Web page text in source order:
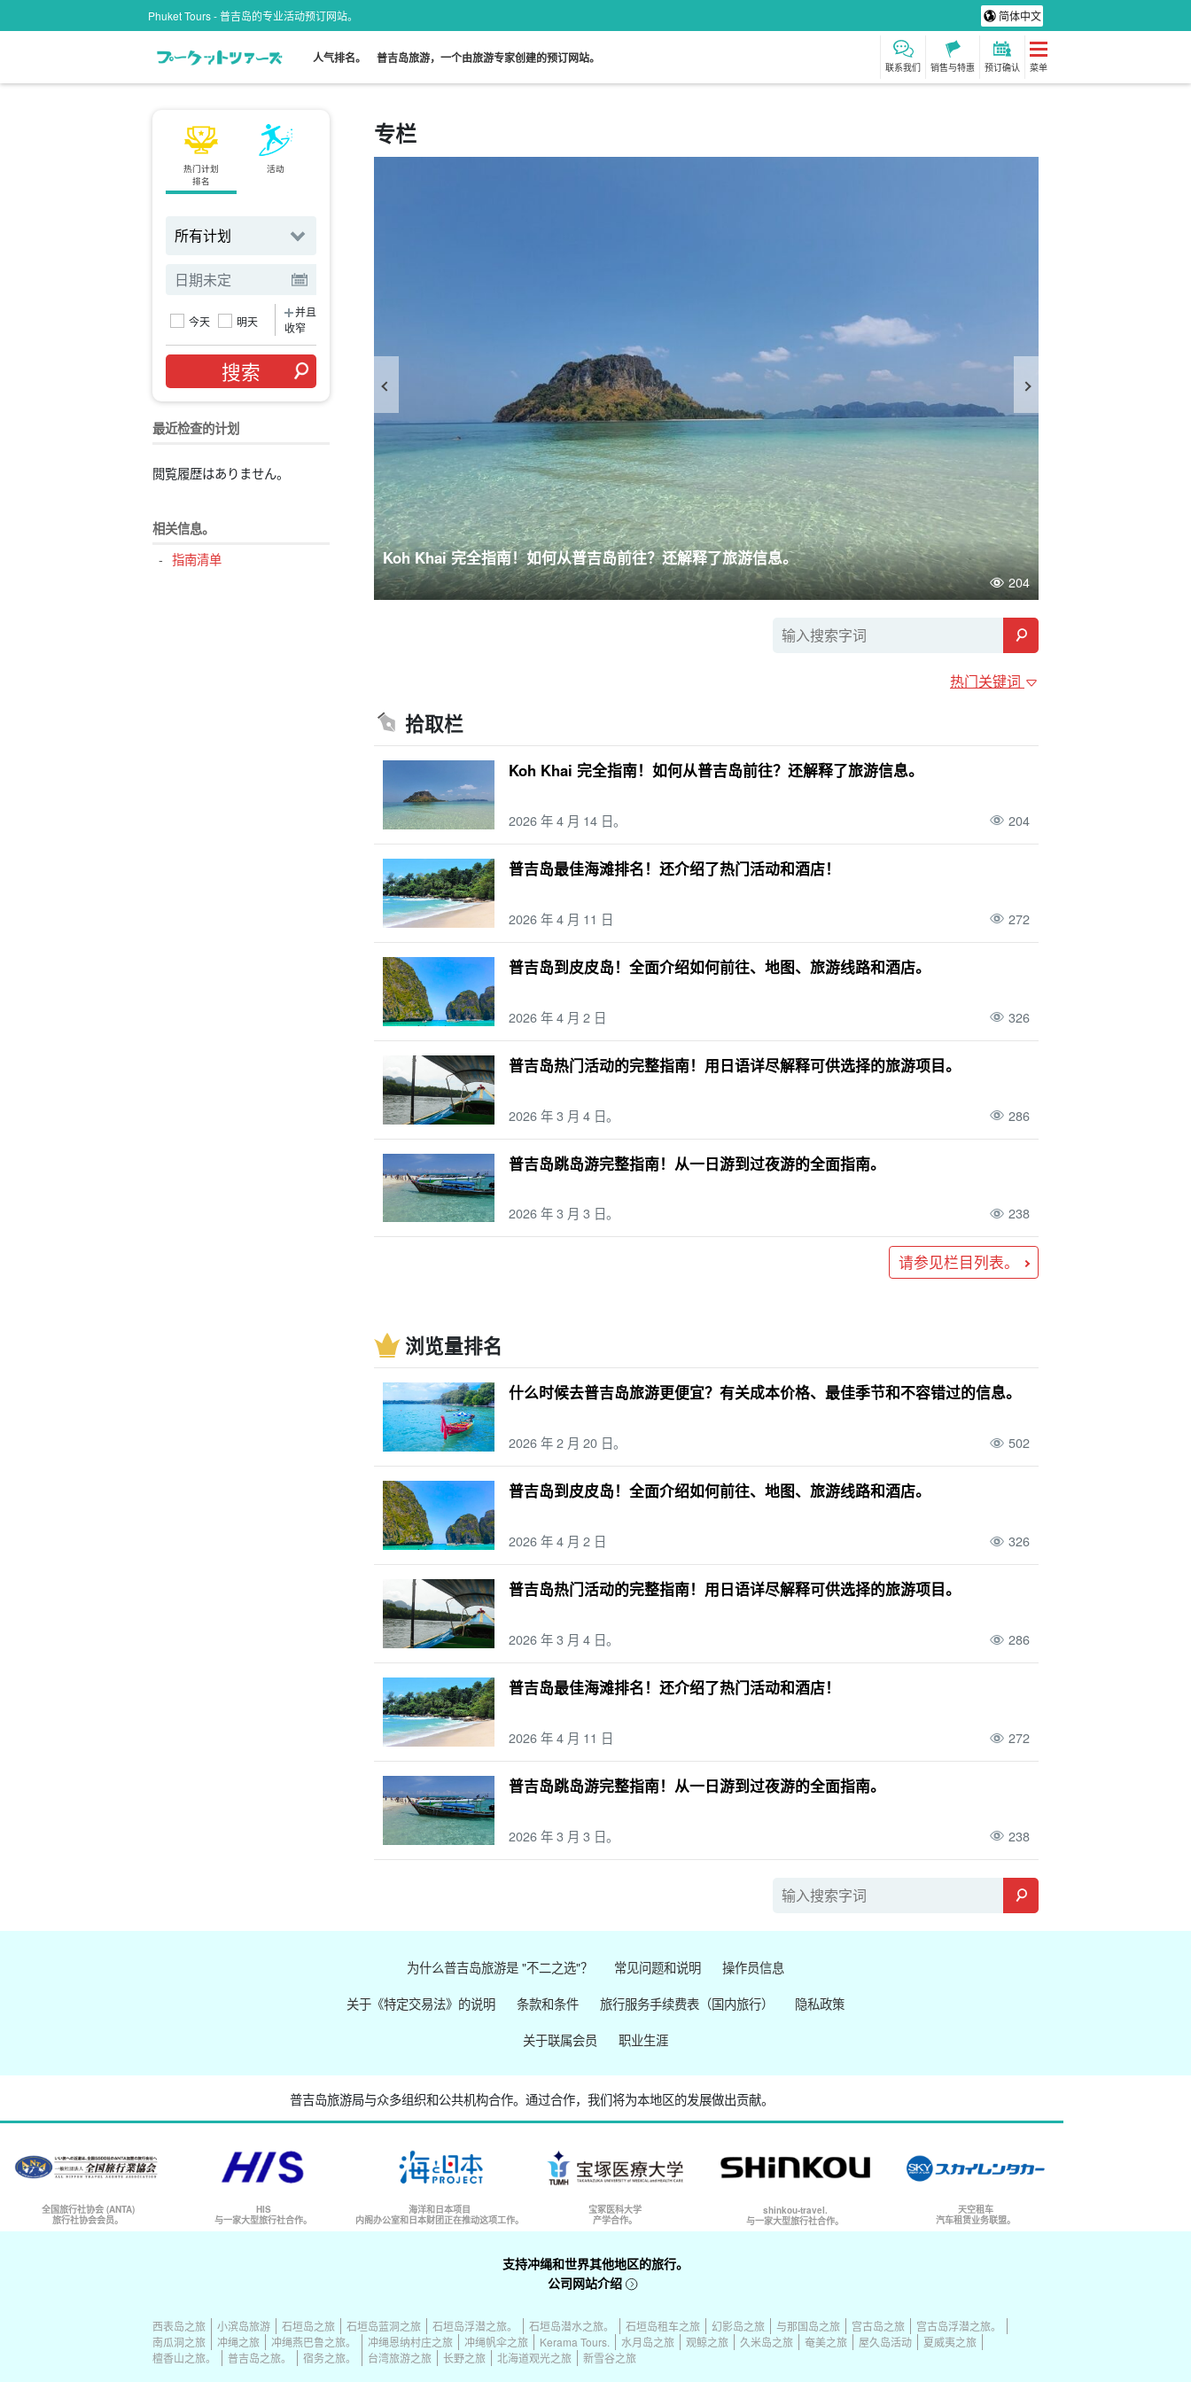
Phuket Tours - 普吉岛的专业活动预订网站。 简体中文
人气排名。 普吉岛旅游，一个由旅游专家创建的预订网站。
联系我们 销售与特惠 预订确认 菜单
热门计划
排名
活动
今天 明天
并且
收窄
最近检查的计划
閲覧履歴はありません。
相关信息。
指南清单
专栏
Koh Khai 完全指南！如何从普吉岛前往？还解释了旅游信息。
204
热门关键词
拾取栏
Koh Khai 完全指南！如何从普吉岛前往？还解释了旅游信息。
2026 年 4 月 14 日。 204
普吉岛最佳海滩排名！还介绍了热门活动和酒店！
2026 年 4 月 11 日 272
普吉岛到皮皮岛！全面介绍如何前往、地图、旅游线路和酒店。
2026 年 4 月 2 日 326
普吉岛热门活动的完整指南！用日语详尽解释可供选择的旅游项目。
2026 年 3 月 4 日。 286
普吉岛跳岛游完整指南！从一日游到过夜游的全面指南。
2026 年 3 月 3 日。 238
请参见栏目列表。
浏览量排名
什么时候去普吉岛旅游更便宜？有关成本价格、最佳季节和不容错过的信息。
2026 年 2 月 20 日。 502
普吉岛到皮皮岛！全面介绍如何前往、地图、旅游线路和酒店。
2026 年 4 月 2 日 326
普吉岛热门活动的完整指南！用日语详尽解释可供选择的旅游项目。
2026 年 3 月 4 日。 286
普吉岛最佳海滩排名！还介绍了热门活动和酒店！
2026 年 4 月 11 日 272
普吉岛跳岛游完整指南！从一日游到过夜游的全面指南。
2026 年 3 月 3 日。 238
为什么普吉岛旅游是 "不二之选"？ 常见问题和说明
操作员信息
关于《特定交易法》的说明
条款和条件 旅行服务手续费表（国内旅行）
隐私政策
关于联属会员
职业生涯
普吉岛旅游局与众多组织和公共机构合作。 通过合作，我们将为本地区的发展做出贡献。
全国旅行社协会 (ANTA)
旅行社协会会员。
HIS
与一家大型旅行社合作。
海洋和日本项目
内阁办公室和日本财团正在推动这项工作。
宝冢医科大学
产学合作。
shinkou-travel.
与一家大型旅行社合作。
天空租车
汽车租赁业务联盟。
支持冲绳和世界其他地区的旅行。
公司网站介绍
西表岛之旅 小滨岛旅游 石垣岛之旅 石垣岛蓝洞之旅 石垣岛浮潜之旅。 石垣岛潜水之旅。 石垣岛租车之旅 幻影岛之旅 与那国岛之旅 宫古岛之旅
宫古岛浮潜之旅。
南瓜洞之旅
冲绳之旅 冲绳燕巴鲁之旅。 冲绳恩纳村庄之旅 冲绳帆伞之旅 Kerama Tours. 水月岛之旅 观鲸之旅 久米岛之旅 奄美之旅 屋久岛活动
夏威夷之旅
檀香山之旅。
普吉岛之旅。 宿务之旅。 台湾旅游之旅 长野之旅 北海道观光之旅 新雪谷之旅